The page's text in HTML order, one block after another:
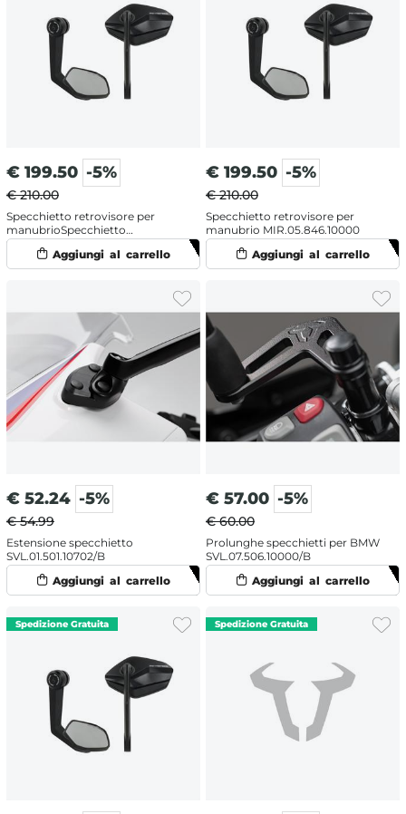
€ 199.50 -5%
€ 210.00
Specchietto retrovisore per
manubrioSpecchietto
MIR.22.796.10000
€ 199.50 -5%
€ 210.00
Specchietto retrovisore per
manubrio MIR.05.846.10000
€ 52.24 -5%
€ 54.99
Estensione specchietto
SVL.01.501.10702/B
€ 57.00 -5%
€ 60.00
Prolunghe specchietti per BMW
SVL.07.506.10000/B